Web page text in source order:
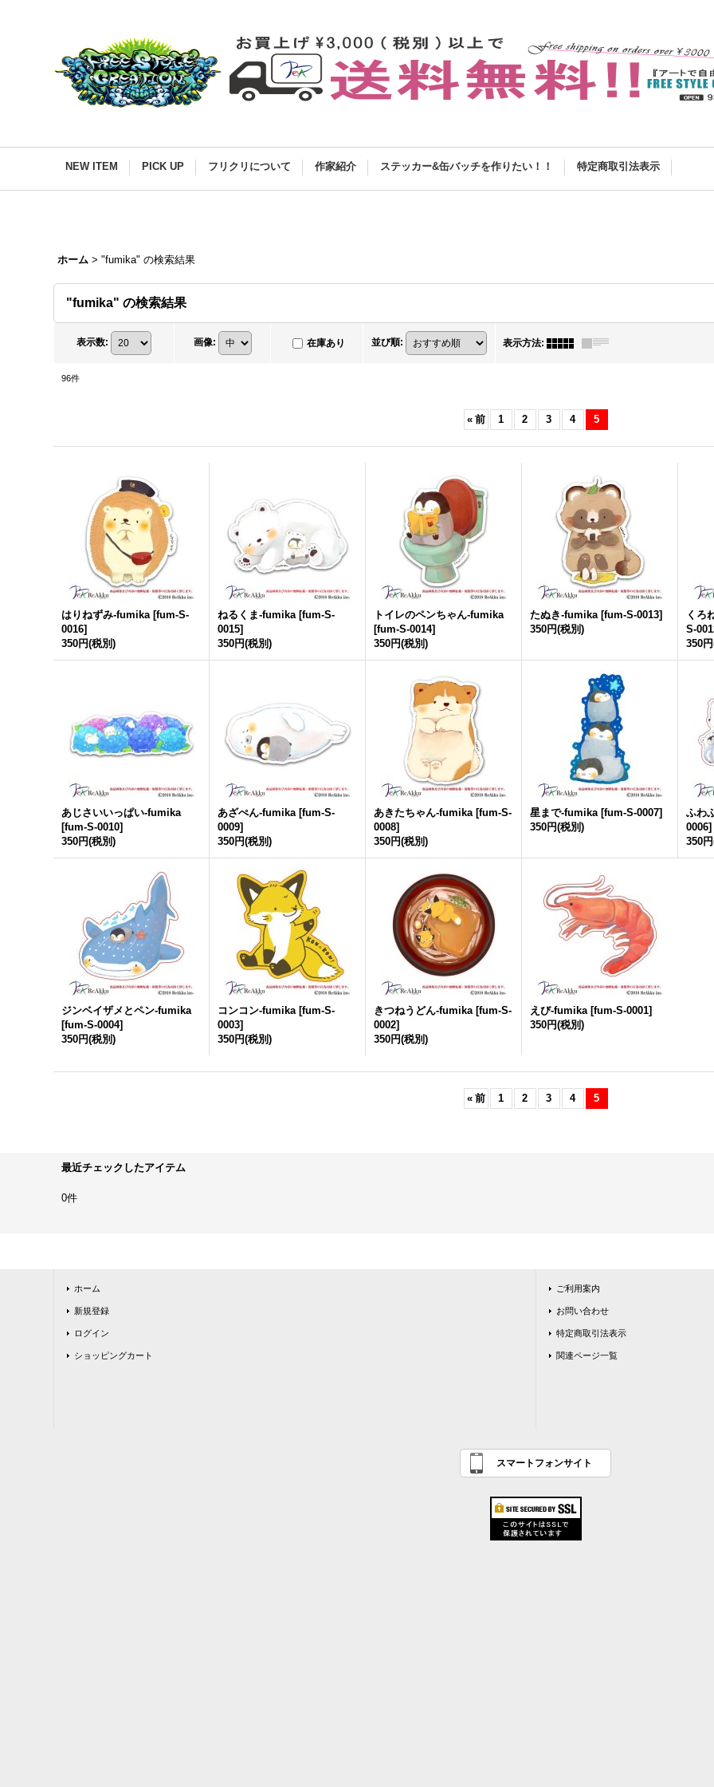
NEW ITEM PICK UP フリクリについて 作家紹介 ステッカー&缶バッチを作りたい！！ 特定商取引法表示
ホーム > "fumika" の検索結果
"fumika" の検索結果
表示数: 画像: 在庫あり 並び順: 表示方法:
96件
« 前 1 2 3 4 5
はりねずみ-fumika [fum-S-
0016]
350円(税別)
ねるくま-fumika [fum-S-
0015]
350円(税別)
トイレのペンちゃん-fumika
[fum-S-0014]
350円(税別)
たぬき-fumika [fum-S-0013]
350円(税別)
くろ
S-
350円
あじさいいっぱい-fumika
[fum-S-0010]
350円(税別)
あざぺん-fumika [fum-S-
0009]
350円(税別)
あきたちゃん-fumika [fum-S-
0008]
350円(税別)
星まで-fumika [fum-S-0007]
350円(税別)
ふわ
0006]
350円
ジンベイザメとペン-fumika
[fum-S-0004]
350円(税別)
コンコン-fumika [fum-S-
0003]
350円(税別)
きつねうどん-fumika [fum-S-
0002]
350円(税別)
えび-fumika [fum-S-0001]
350円(税別)
« 前 1 2 3 4 5
最近チェックしたアイテム
0件
ホーム
新規登録
ログイン
ショッピングカート
ご利用案内
お問い合わせ
特定商取引法表示
関連ページ一覧
スマートフォンサイト